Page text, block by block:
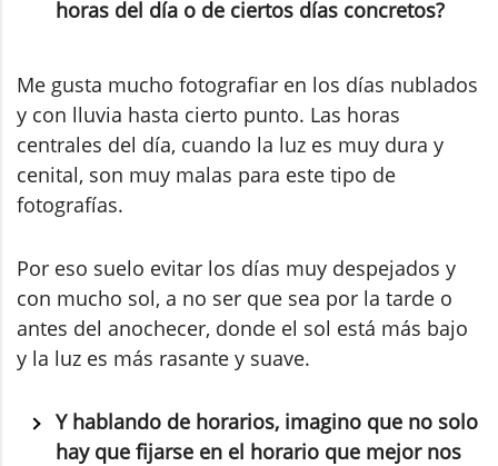
horas del día o de ciertos días concretos?
Me gusta mucho fotografiar en los días nublados
y con lluvia hasta cierto punto. Las horas
centrales del día, cuando la luz es muy dura y
cenital, son muy malas para este tipo de
fotografías.
Por eso suelo evitar los días muy despejados y
con mucho sol, a no ser que sea por la tarde o
antes del anochecer, donde el sol está más bajo
y la luz es más rasante y suave.
Y hablando de horarios, imagino que no solo
hay que fijarse en el horario que mejor nos